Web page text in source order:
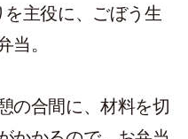
主役に、ごぼう生
当。
の合間に、材料を切